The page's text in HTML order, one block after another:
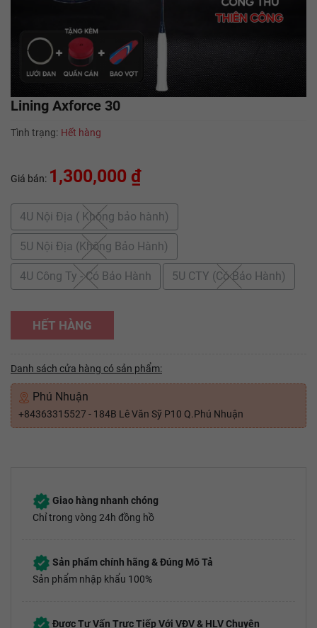
Lining Axforce 30
Tình trạng: Hết hàng
Giá bán: 1,300,000 ₫
4U Nội Địa ( Không bảo hành)
5U Nội Địa (Không Bảo Hành)
4U Công Ty - Có Bảo Hành 5U CTY (Có Bảo Hành)
HẾT HÀNG
Danh sách cửa hàng có sản phẩm:
Phú Nhuận
+84363315527 - 184B Lê Văn Sỹ P10 Q.Phú Nhuận
Giao hàng nhanh chóng
Chỉ trong vòng 24h đồng hồ
Sản phẩm chính hãng & Đúng Mô Tả
Sản phẩm nhập khẩu 100%
Được Tư Vấn Trực Tiếp Với VĐV & HLV Chuyên